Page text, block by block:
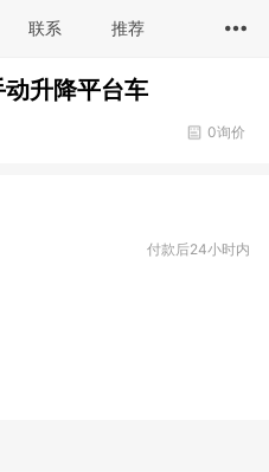
联系 推荐
升降平台车
0询价
付款后24小时内